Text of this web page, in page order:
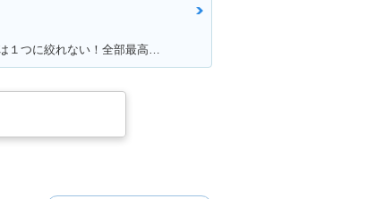
満足ポイント:満足・こだわりポイントは１つに絞れない！全部最高！！